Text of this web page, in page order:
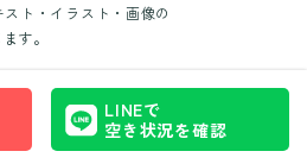
ト・イラスト・画像の
す。
LINEで
空き状況を確認